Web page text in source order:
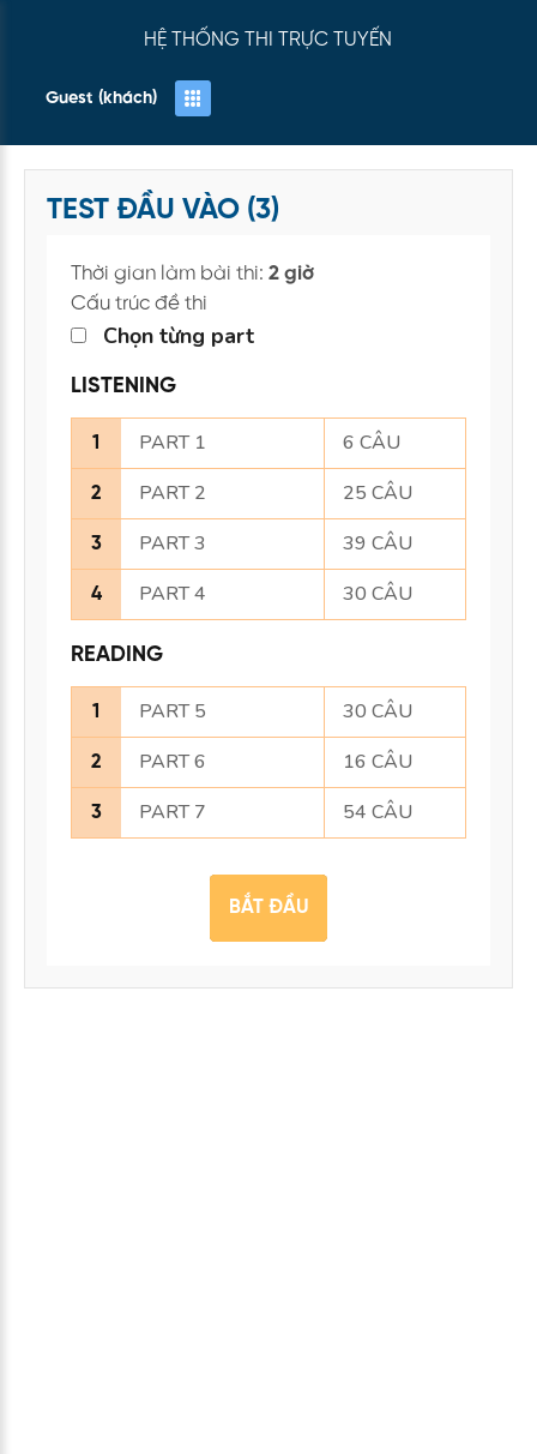
HỆ THỐNG THI TRỰC TUYẾN
Guest (khách)
TEST ĐẦU VÀO (3)
Thời gian làm bài thi: 2 giờ
Cấu trúc đề thi
Chọn từng part
LISTENING
1 PART 1 6 CÂU
2 PART 2 25 CÂU
3 PART 3 39 CÂU
4 PART 4 30 CÂU
READING
1 PART 5 30 CÂU
2 PART 6 16 CÂU
3 PART 7 54 CÂU